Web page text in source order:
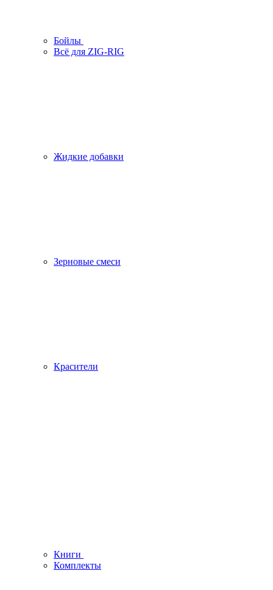
Бойлы
Всё для ZIG-RIG
Жидкие добавки
Зерновые смеси
Красители
Книги
Комплекты